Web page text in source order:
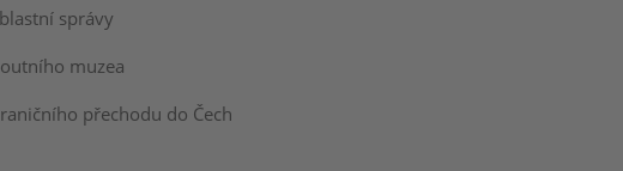
správy
muzea
přechodu do Čech